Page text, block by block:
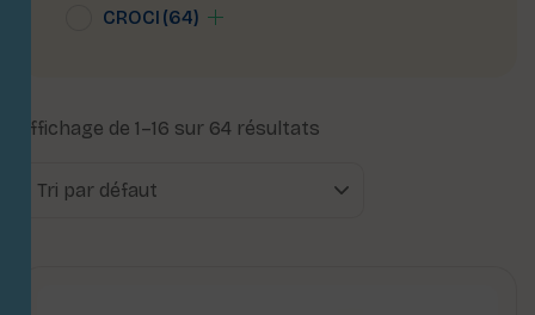
CROCI (64)
Affichage de 1–16 sur 64 résultats